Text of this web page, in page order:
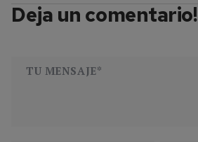
Deja un comentario!